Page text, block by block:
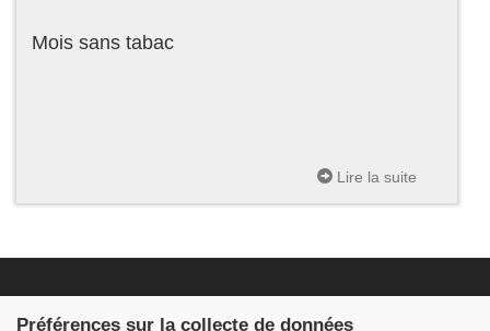
Mois sans tabac
Lire la suite
Préférences sur la collecte de données